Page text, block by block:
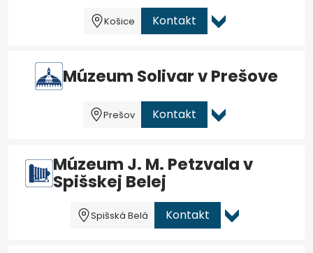
Košice Kontakt
Múzeum Solivar v Prešove
Prešov Kontakt
Múzeum J. M. Petzvala v
Spišskej Belej
Spišská Belá Kontakt